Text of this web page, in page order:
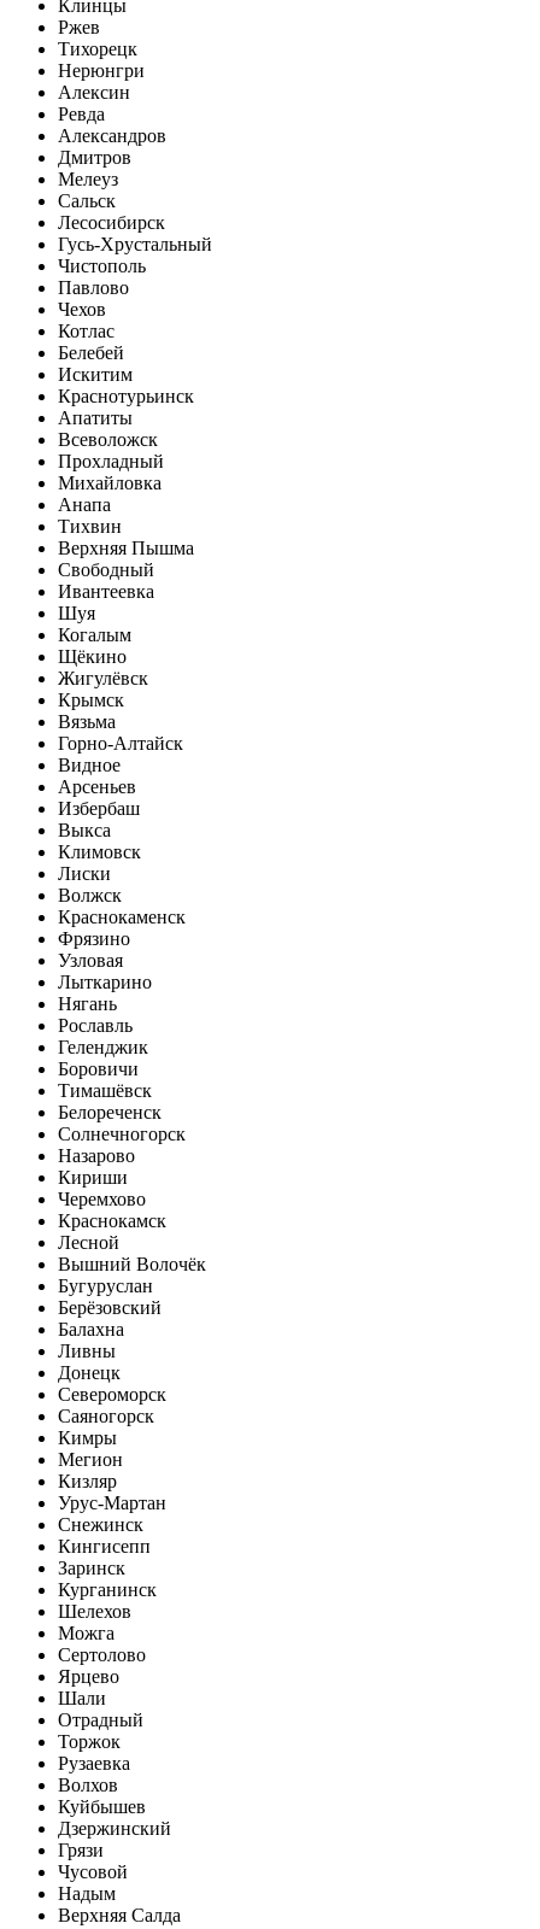
Клинцы
Ржев
Тихорецк
Нерюнгри
Алексин
Ревда
Александров
Дмитров
Мелеуз
Сальск
Лесосибирск
Гусь-Хрустальный
Чистополь
Павлово
Чехов
Котлас
Белебей
Искитим
Краснотурьинск
Апатиты
Всеволожск
Прохладный
Михайловка
Анапа
Тихвин
Верхняя Пышма
Свободный
Ивантеевка
Шуя
Когалым
Щёкино
Жигулёвск
Крымск
Вязьма
Горно-Алтайск
Видное
Арсеньев
Избербаш
Выкса
Климовск
Лиски
Волжск
Краснокаменск
Фрязино
Узловая
Лыткарино
Нягань
Рославль
Геленджик
Боровичи
Тимашёвск
Белореченск
Солнечногорск
Назарово
Кириши
Черемхово
Краснокамск
Лесной
Вышний Волочёк
Бугуруслан
Берёзовский
Балахна
Ливны
Донецк
Североморск
Саяногорск
Кимры
Мегион
Кизляр
Урус-Мартан
Снежинск
Кингисепп
Заринск
Курганинск
Шелехов
Можга
Сертолово
Ярцево
Шали
Отрадный
Торжок
Рузаевка
Волхов
Куйбышев
Дзержинский
Грязи
Чусовой
Надым
Верхняя Салда